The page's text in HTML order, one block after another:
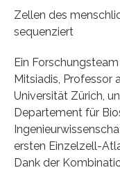
Zellen des
sequenziert
Ein
Mitsiadis, Professor
Universität Zürich,
Departement für
ersten Einzelzell-
Dank der